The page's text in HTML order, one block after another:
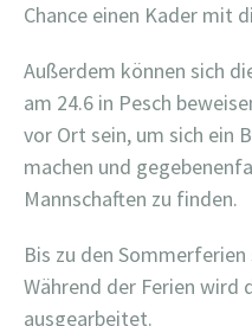
Chance einen Kader mit
Außerdem können sich
am 24.6 in Pesch
vor Ort sein, um sich ein
machen und
Mannschaften zu finden.
Bis zu den
Während der Ferien
ausgearbeitet.